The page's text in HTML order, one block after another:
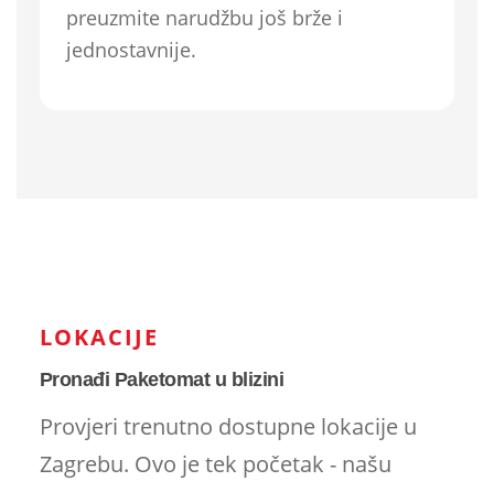
preuzmite narudžbu još brže i
jednostavnije.
LOKACIJE
Pronađi Paketomat u blizini
Provjeri trenutno dostupne lokacije u
Zagrebu. Ovo je tek početak - našu